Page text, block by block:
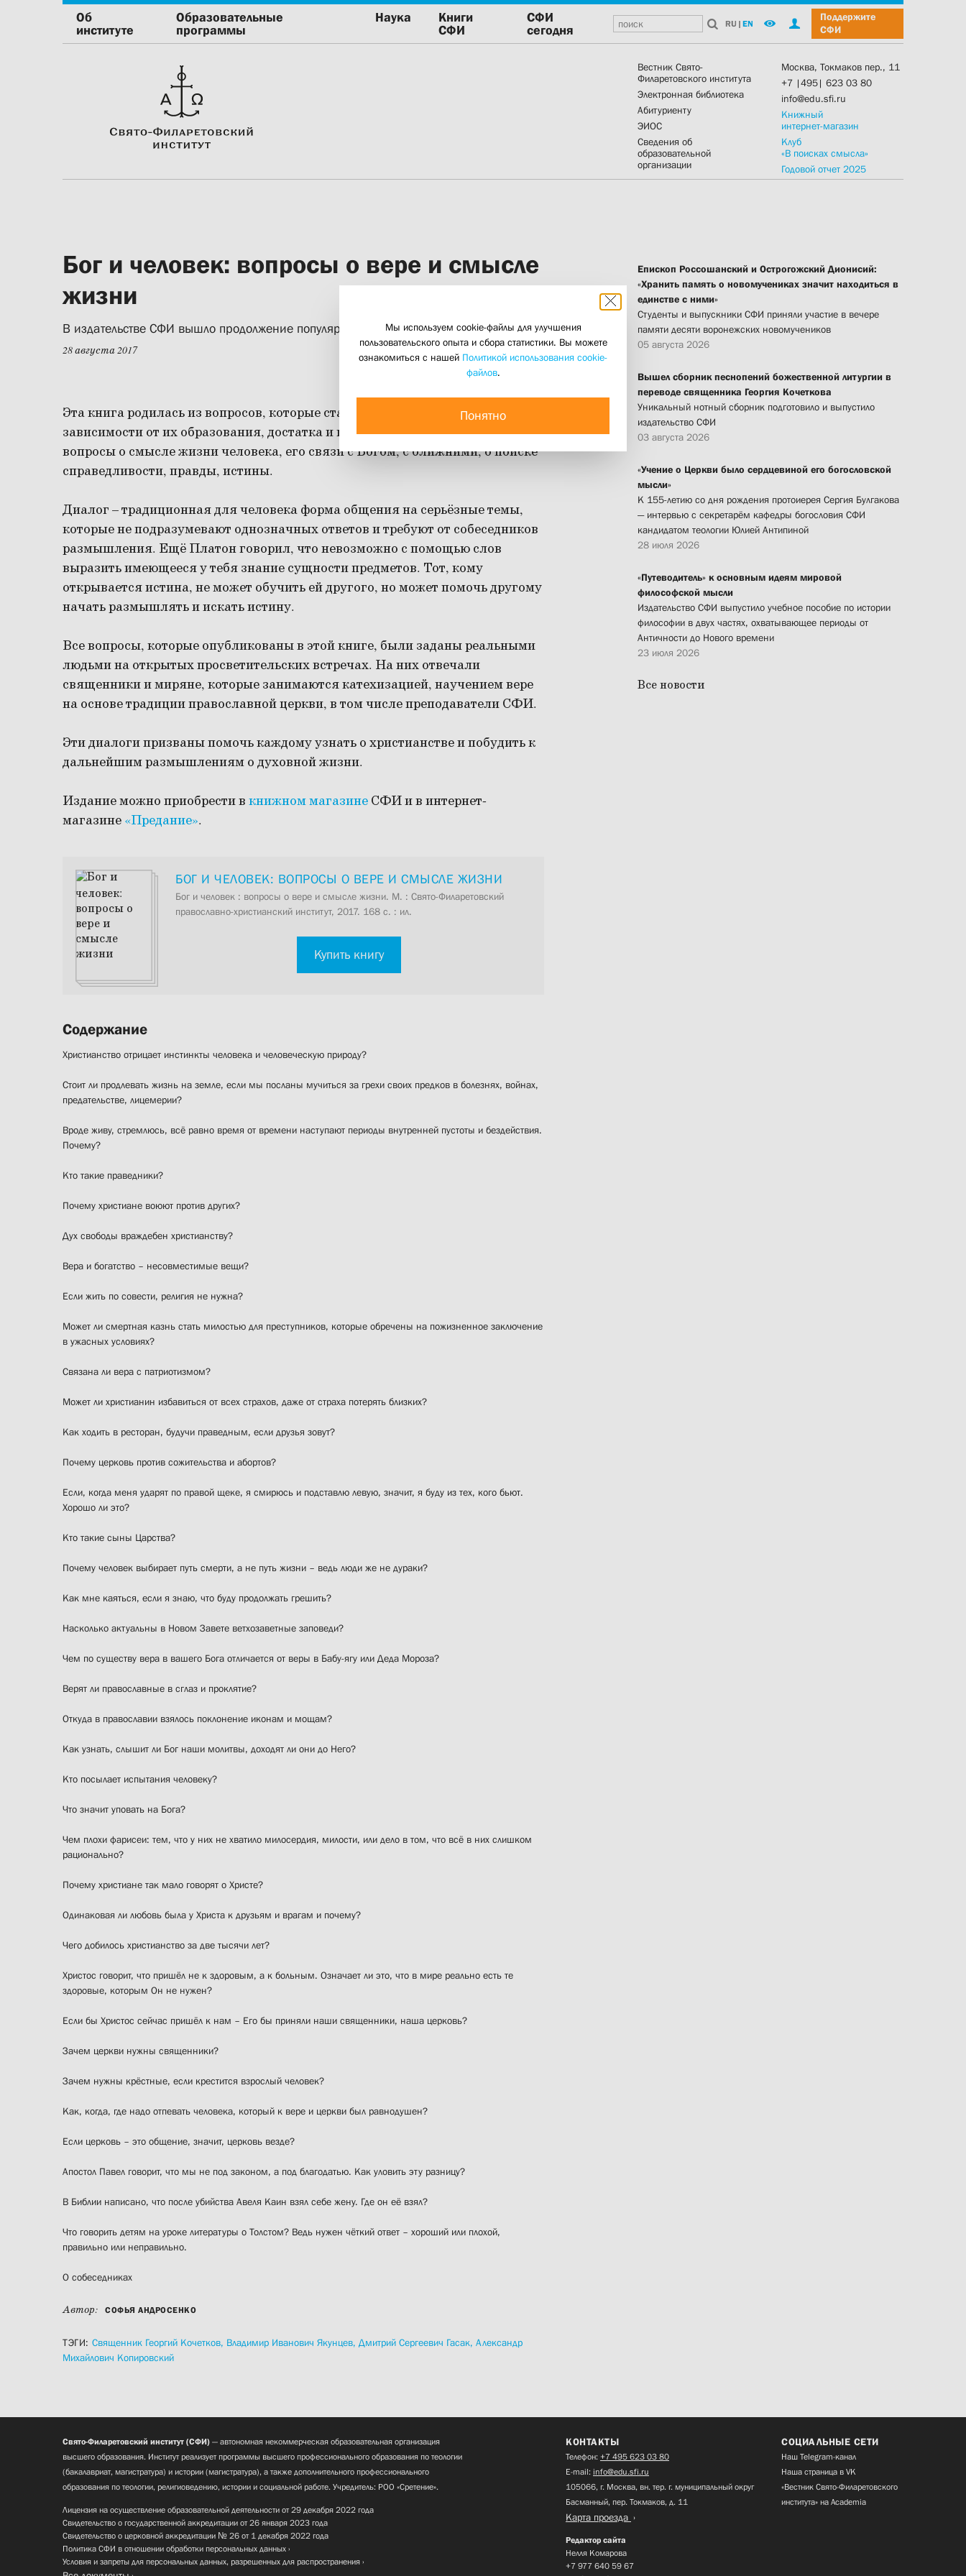
Об
институте
Образовательные
программы
Наука
Книги
СФИ
СФИ
сегодня
RU | EN
Поддержите
СФИ
Вестник Свято-
Филаретовского института
Электронная библиотека
Абитуриенту
ЭИОС
Сведения об
образовательной
организации
Москва, Токмаков пер., 11
+7 |495| 623 03 80
info@edu.sfi.ru
Книжный
интернет-магазин
Клуб
«В поисках смысла»
Годовой отчет 2025
Бог и человек: вопросы о вере и смысле
жизни
В издательстве СФИ вышло продолжение популярной книги «Бог и человек»
28 августа 2017
Эта книга родилась из вопросов, которые ставят перед собой люди вне
зависимости от их образования, достатка и положения в обществе. Это
вопросы о смысле жизни человека, его связи с Богом, с ближними, о поиске
справедливости, правды, истины.
Диалог – традиционная для человека форма общения на серьёзные темы,
которые не подразумевают однозначных ответов и требуют от собеседников
размышления. Ещё Платон говорил, что невозможно с помощью слов
выразить имеющееся у тебя знание сущности предметов. Тот, кому
открывается истина, не может обучить ей другого, но может помочь другому
начать размышлять и искать истину.
Все вопросы, которые опубликованы в этой книге, были заданы реальными
людьми на открытых просветительских встречах. На них отвечали
священники и миряне, которые занимаются катехизацией, научением вере
на основе традиции православной церкви, в том числе преподаватели СФИ.
Эти диалоги призваны помочь каждому узнать о христианстве и побудить к
дальнейшим размышлениям о духовной жизни.
Издание можно приобрести в книжном магазине СФИ и в интернет-
магазине «Предание».
БОГ И ЧЕЛОВЕК: ВОПРОСЫ О ВЕРЕ И СМЫСЛЕ ЖИЗНИ
Бог и человек : вопросы о вере и смысле жизни. М. : Свято-Филаретовский
православно-христианский институт, 2017. 168 с. : ил.
Купить книгу
Содержание
Христианство отрицает инстинкты человека и человеческую природу?
Стоит ли продлевать жизнь на земле, если мы посланы мучиться за грехи своих предков в болезнях, войнах,
предательстве, лицемерии?
Вроде живу, стремлюсь, всё равно время от времени наступают периоды внутренней пустоты и бездействия.
Почему?
Кто такие праведники?
Почему христиане воюют против других?
Дух свободы враждебен христианству?
Вера и богатство – несовместимые вещи?
Если жить по совести, религия не нужна?
Может ли смертная казнь стать милостью для преступников, которые обречены на пожизненное заключение
в ужасных условиях?
Связана ли вера с патриотизмом?
Может ли христианин избавиться от всех страхов, даже от страха потерять близких?
Как ходить в ресторан, будучи праведным, если друзья зовут?
Почему церковь против сожительства и абортов?
Если, когда меня ударят по правой щеке, я смирюсь и подставлю левую, значит, я буду из тех, кого бьют.
Хорошо ли это?
Кто такие сыны Царства?
Почему человек выбирает путь смерти, а не путь жизни – ведь люди же не дураки?
Как мне каяться, если я знаю, что буду продолжать грешить?
Насколько актуальны в Новом Завете ветхозаветные заповеди?
Чем по существу вера в вашего Бога отличается от веры в Бабу-ягу или Деда Мороза?
Верят ли православные в сглаз и проклятие?
Откуда в православии взялось поклонение иконам и мощам?
Как узнать, слышит ли Бог наши молитвы, доходят ли они до Него?
Кто посылает испытания человеку?
Что значит уповать на Бога?
Чем плохи фарисеи: тем, что у них не хватило милосердия, милости, или дело в том, что всё в них слишком
рационально?
Почему христиане так мало говорят о Христе?
Одинаковая ли любовь была у Христа к друзьям и врагам и почему?
Чего добилось христианство за две тысячи лет?
Христос говорит, что пришёл не к здоровым, а к больным. Означает ли это, что в мире реально есть те
здоровые, которым Он не нужен?
Если бы Христос сейчас пришёл к нам – Его бы приняли наши священники, наша церковь?
Зачем церкви нужны священники?
Зачем нужны крёстные, если крестится взрослый человек?
Как, когда, где надо отпевать человека, который к вере и церкви был равнодушен?
Если церковь – это общение, значит, церковь везде?
Апостол Павел говорит, что мы не под законом, а под благодатью. Как уловить эту разницу?
В Библии написано, что после убийства Авеля Каин взял себе жену. Где он её взял?
Что говорить детям на уроке литературы о Толстом? Ведь нужен чёткий ответ – хороший или плохой,
правильно или неправильно.
О собеседниках
Автор: СОФЬЯ АНДРОСЕНКО
ТЭГИ: Священник Георгий Кочетков, Владимир Иванович Якунцев, Дмитрий Сергеевич Гасак, Александр
Михайлович Копировский
Епископ Россошанский и Острогожский Дионисий:
«Хранить память о новомучениках значит находиться в
единстве с ними»
Студенты и выпускники СФИ приняли участие в вечере
памяти десяти воронежских новомучеников
05 августа 2026
Вышел сборник песнопений божественной литургии в
переводе священника Георгия Кочеткова
Уникальный нотный сборник подготовило и выпустило
издательство СФИ
03 августа 2026
«Учение о Церкви было сердцевиной его богословской
мысли»
К 155-летию со дня рождения протоиерея Сергия Булгакова
— интервью с секретарём кафедры богословия СФИ
кандидатом теологии Юлией Антипиной
28 июля 2026
«Путеводитель» к основным идеям мировой
философской мысли
Издательство СФИ выпустило учебное пособие по истории
философии в двух частях, охватывающее периоды от
Античности до Нового времени
23 июля 2026
Все новости
Мы используем cookie-файлы для улучшения
пользовательского опыта и сбора статистики. Вы можете
ознакомиться с нашей Политикой использования cookie-
файлов.
Понятно
Свято-Филаретовский институт (СФИ) — автономная некоммерческая образовательная организация
высшего образования. Институт реализует программы высшего профессионального образования по теологии
(бакалавриат, магистратура) и истории (магистратура), а также дополнительного профессионального
образования по теологии, религиоведению, истории и социальной работе. Учредитель: РОО «Сретение».
Лицензия на осуществление образовательной деятельности от 29 декабря 2022 года
Свидетельство о государственной аккредитации от 26 января 2023 года
Свидетельство о церковной аккредитации № 26 от 1 декабря 2022 года
Политика СФИ в отношении обработки персональных данных
Условия и запреты для персональных данных, разрешенных для распространения
КОНТАКТЫ
Телефон: +7 495 623 03 80
E-mail: info@edu.sfi.ru
105066, г. Москва, вн. тер. г. муниципальный округ
Басманный, пер. Токмаков, д. 11
Карта проезда
Редактор сайта
Нелля Комарова
+7 977 640 59 67
СОЦИАЛЬНЫЕ СЕТИ
Наш Telegram-канал
Наша страница в VK
«Вестник Свято-Филаретовского
института» на Academia